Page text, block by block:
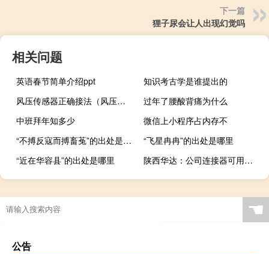
下一篇
狸子尿会让人出现幻觉吗
相关问题
英语春节简单介绍ppt
知识考古学是谁提出的
风压传感器正确接法（风压传感器）
过年了腰酸背痛为什么
中班拜年知多少
微信上小程序占内存不
“不搏反寇而搏畜菟”的出处是哪里
“飞星冉冉”的出处是哪里
“近在华容县”的出处是哪里
陕西华达：公司连接器可用于算力服务器硬件
☚
公告